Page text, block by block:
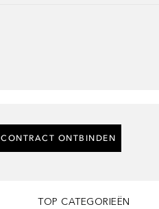
CONTRACT ONTBINDEN
TOP CATEGORIEËN